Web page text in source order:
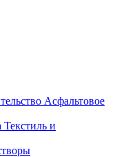
Асфальтовое
Текстиль и